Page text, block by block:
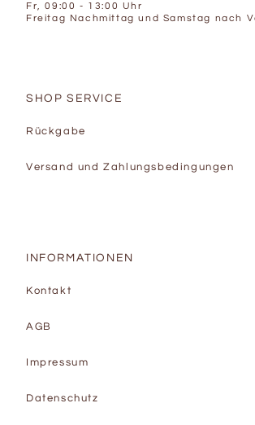
Fr, 09:00 - 13:00 Uhr
Freitag Nachmittag und Samstag nach
SHOP SERVICE
Rückgabe
Versand und Zahlungsbedingungen
INFORMATIONEN
Kontakt
AGB
Impressum
Datenschutz